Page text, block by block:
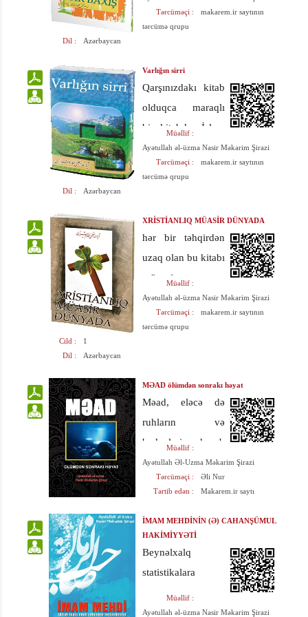
ixtiyarında olması
kitab olaraq nəşr
edilmişdir.
mövzular bir daha
gözdən
keçirildikdən sonra
yeni başlıqlar və
əlavə mövzular
artırmaqla, altı
edilir.
şəkildə təqdim
fiqhi sahələ¬rin-də
çıxarılmış əsas
nəticələrdir.
Tərcüməçi :
makarem.ir saytının
tərcümə qrupu
Dil :
Azərbaycan
Varlığın sirri
Qarşınızdakı kitab
olduqca maraqlı
bir kitabdır. İslam
ideologiyası
xüsusunda
trayektoriyasını
ortaya qoyur.
olunmuşdur.
Müəllif :
Ayətullah əl-üzma Nasir Məkarim Şirazi
Tərcüməçi :
makarem.ir saytının
tərcümə qrupu
Dil :
Azərbaycan
XRİSTİANLIQ MÜASİR DÜNYADA
hər bir təhqirdən
uzaq olan bu kitabı
müa¬sir
xristianlığın həqiqi
simasını
ixtiyarına qoyur ki,
hər kəs onların
missiyalarının
məqsəd və
təhlükəsindən
xəbərdar olub,
onların zahiri
insansevərlik
si¬ma¬sına əsla
aldanmasınlar.
Müəllif :
Ayətullah əl-üzma Nasir Məkarim Şirazi
Tərcüməçi :
makarem.ir saytının
tərcümə qrupu
Cild :
1
Dil :
Azərbaycan
MƏAD ölümdən sonrakı həyat
Məad, eləcə də
ruhların və
bədənlərin hesab
məsələsi, həmçinin
ölümdən sonrakı
əhəmiyyət
yazılmışdır.
Müəllif :
Ayətullah Əl-Uzma Məkarim Şirazi
Tərcüməçi :
Əli Nur
Tərtib edən :
Makarem.ir saytı
İMAM MEHDİNİN (Ə) CAHANŞÜMUL
HAKİMİYYƏTİ
Beynəlxalq
statistikalara
kürəsinin bütün
Müəllif :
Ayətullah əl-üzma Nasir Məkarim Şirazi